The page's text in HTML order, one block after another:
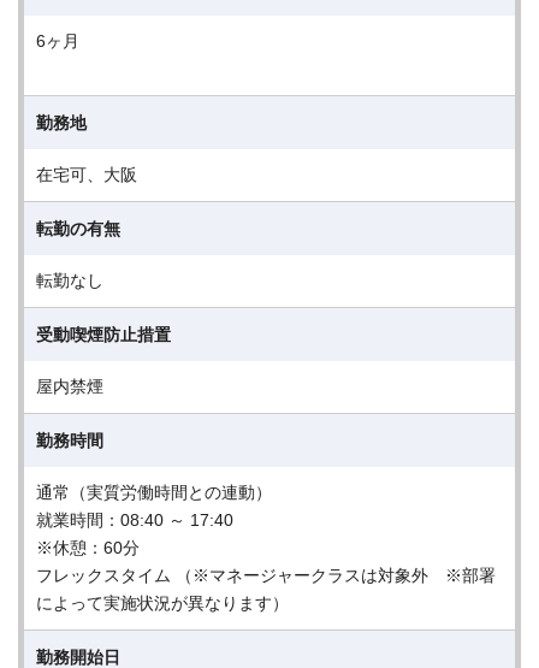
6ヶ月
勤務地
在宅可、大阪
転勤の有無
転勤なし
受動喫煙防止措置
屋内禁煙
勤務時間
通常（実質労働時間との連動）
就業時間：08:40 ～ 17:40
※休憩：60分
フレックスタイム （※マネージャークラスは対象外 ※部署
によって実施状況が異なります）
勤務開始日